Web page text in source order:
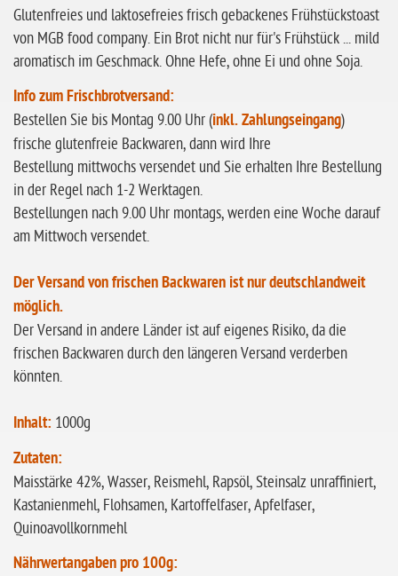
ohne Knoblauch
ohne Sellerie
ohne
Sonnenblumen
ohne Palmöl
Glutenfreies und laktosefreies frisch gebackenes Frühstückstoast
von MGB food company. Ein Brot nicht nur für's Frühstück ... mild
aromatisch im Geschmack. Ohne Hefe, ohne Ei und ohne Soja.
Info zum Frischbrotversand:
Bestellen Sie bis Montag 9.00 Uhr (inkl. Zahlungseingang)
frische glutenfreie Backwaren, dann wird Ihre
Bestellung mittwochs versendet und Sie erhalten Ihre Bestellung
in der Regel nach 1-2 Werktagen.
Bestellungen nach 9.00 Uhr montags, werden eine Woche darauf
am Mittwoch versendet.
Der Versand von frischen Backwaren ist nur deutschlandweit
möglich.
Der Versand in andere Länder ist auf eigenes Risiko, da die
frischen Backwaren durch den längeren Versand verderben
könnten.
Inhalt: 1000g
Zutaten:
Maisstärke 42%, Wasser, Reismehl, Rapsöl, Steinsalz unraffiniert,
Kastanienmehl, Flohsamen, Kartoffelfaser, Apfelfaser,
Quinoavollkornmehl
Nährwertangaben pro 100g: